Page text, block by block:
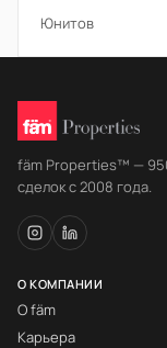
Юнитов
fäm Properties™ —
сделок с 2008 года.
О КОМПАНИИ
О fäm
Карьера